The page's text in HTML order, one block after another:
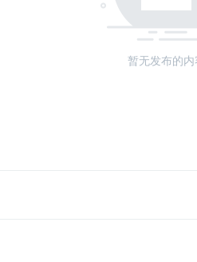
暂无发布的内